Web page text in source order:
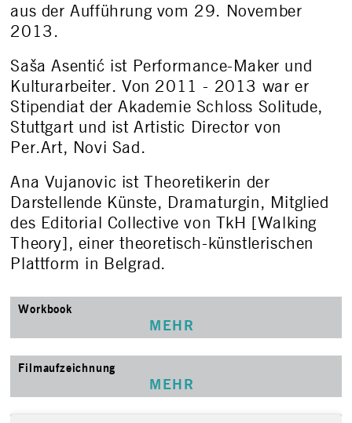
aus der Aufführung vom 29. November
2013.
Saša Asentić ist Performance-Maker und
Kulturarbeiter. Von 2011 - 2013 war er
Stipendiat der Akademie Schloss Solitude,
Stuttgart und ist Artistic Director von
Per.Art, Novi Sad.
Ana Vujanovic ist Theoretikerin der
Darstellende Künste, Dramaturgin, Mitglied
des Editorial Collective von TkH [Walking
Theory], einer theoretisch-künstlerischen
Plattform in Belgrad.
Workbook
MEHR
Filmaufzeichnung
MEHR